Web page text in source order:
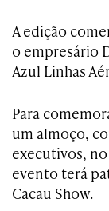
A edição
o empresário
Azul Linhas
Para
um almoço,
executivos, no
evento terá
Cacau Show.